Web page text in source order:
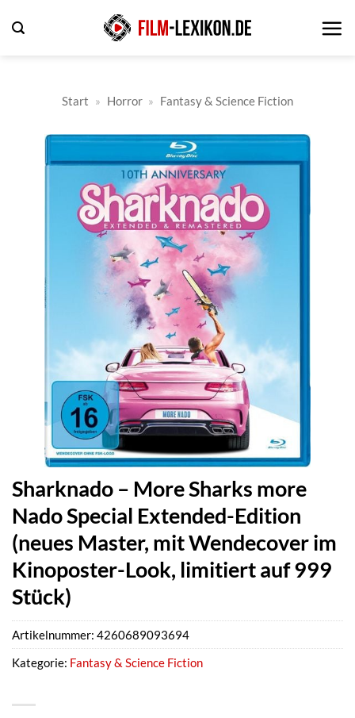
Inhalt
Start » Horror » Fantasy & Science Fiction
Sharknado – More Sharks more
Nado Special Extended-Edition
(neues Master, mit Wendecover im
Kinoposter-Look, limitiert auf 999
Stück)
Artikelnummer: 4260689093694
Kategorie: Fantasy & Science Fiction